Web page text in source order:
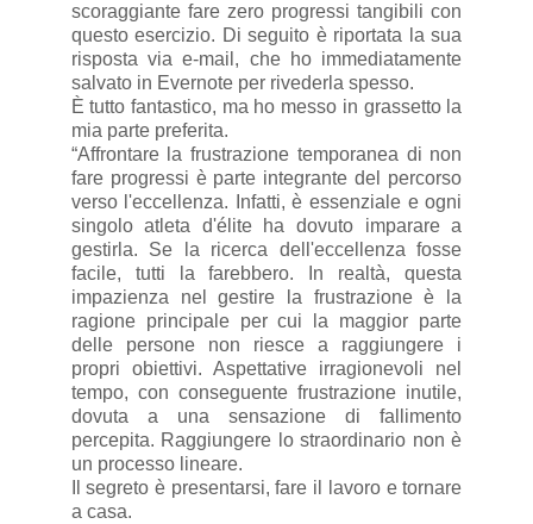
scoraggiante fare zero progressi tangibili con
questo esercizio. Di seguito è riportata la sua
risposta via e-mail, che ho immediatamente
salvato in Evernote per rivederla spesso.
È tutto fantastico, ma ho messo in grassetto la
mia parte preferita.
“Affrontare la frustrazione temporanea di non
fare progressi è parte integrante del percorso
verso l'eccellenza. Infatti, è essenziale e ogni
singolo atleta d'élite ha dovuto imparare a
gestirla. Se la ricerca dell'eccellenza fosse
facile, tutti la farebbero. In realtà, questa
impazienza nel gestire la frustrazione è la
ragione principale per cui la maggior parte
delle persone non riesce a raggiungere i
propri obiettivi. Aspettative irragionevoli nel
tempo, con conseguente frustrazione inutile,
dovuta a una sensazione di fallimento
percepita. Raggiungere lo straordinario non è
un processo lineare.
Il segreto è presentarsi, fare il lavoro e tornare
a casa.